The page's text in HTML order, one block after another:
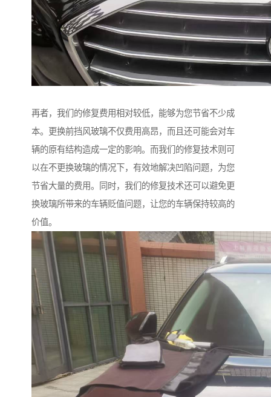
再者，我们的修复费用相对较低，能够为您节省不少成
本。更换前挡风玻璃不仅费用高昂，而且还可能会对车
辆的原有结构造成一定的影响。而我们的修复技术则可
以在不更换玻璃的情况下，有效地解决凹陷问题，为您
节省大量的费用。同时，我们的修复技术还可以避免更
换玻璃所带来的车辆贬值问题，让您的车辆保持较高的
价值。